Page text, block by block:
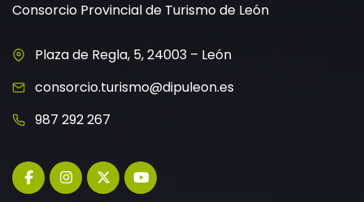
Consorcio Provincial de Turismo de León
Plaza de Regla, 5, 24003 – León
consorcio.turismo@dipuleon.es
987 292 267